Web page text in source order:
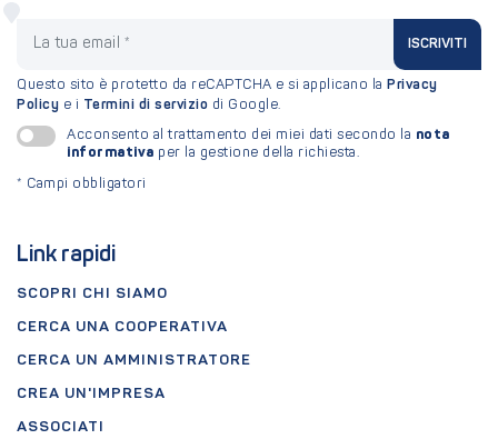
Link rapidi
SCOPRI CHI SIAMO
CERCA UNA COOPERATIVA
CERCA UN AMMINISTRATORE
CREA UN'IMPRESA
ASSOCIATI
ISCRIVITI
Questo sito è protetto da reCAPTCHA e si applicano la Privacy
Policy e i Termini di servizio di Google.
Acconsento al trattamento dei miei dati secondo la nota
informativa per la gestione della richiesta.
* Campi obbligatori